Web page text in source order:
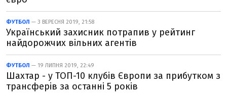
ФУТБОЛ — 3 ВЕРЕСНЯ 2019, 21:58
Український захисник потрапив у рейтинг
найдорожчих вільних агентів
ФУТБОЛ — 19 ЛИПНЯ 2019, 22:49
Шахтар - у ТОП-10 клубів Європи за прибутком з
трансферів за останні 5 років